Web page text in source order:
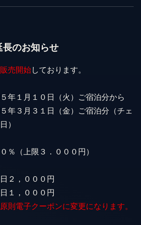
のお知らせ
売開始しております。
年１月１０日（火）ご宿泊分から
１日（金）ご宿泊分（チェ
）
％（上限３．０００円）
２，０００円
００円
則電子クーポンに変更になります。